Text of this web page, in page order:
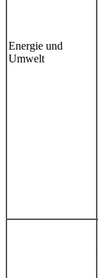
Energie und
Umwelt